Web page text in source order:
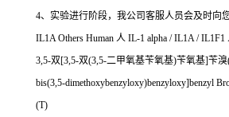
4、实验进行阶段，我公司客服人员会及时向
IL1A Others Human 人 IL-1 alpha / IL1A / IL1F1
3,5-双[3,5-双(3,5-二甲氧基苄氧基)苄氧基]苄溴
bis(3,5-dimethoxybenzyloxy)benzyloxy]benzyl
(T)